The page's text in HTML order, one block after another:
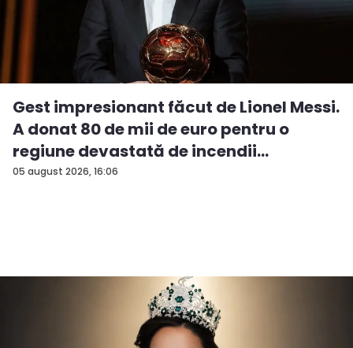
05 august 2026, 16:06
Gest impresionant făcut de Lionel Messi.
A donat 80 de mii de euro pentru o
regiune devastată de incendii